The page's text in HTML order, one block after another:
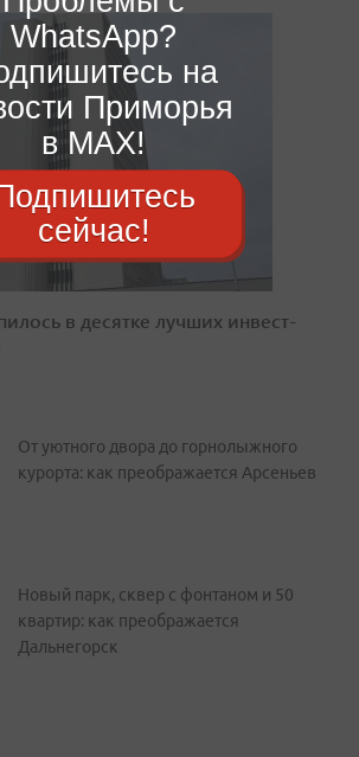
в десятке лучших инвест-
От уютного двора до горнолыжного
курорта: как преображается Арсеньев
Новый парк, сквер с фонтаном и 50
квартир: как преображается
Дальнегорск
WhatsApp?
на
Приморья
в MAX!
сейчас!